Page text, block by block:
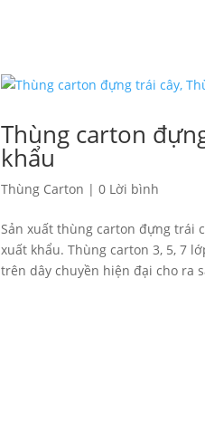
Thùng carton
khẩu
Thùng Carton |0 Lời bình
Sản xuất thùng carton đựng trái
xuất khẩu. Thùng carton 3, 5, 7
trên dây chuyền hiện đại cho ra